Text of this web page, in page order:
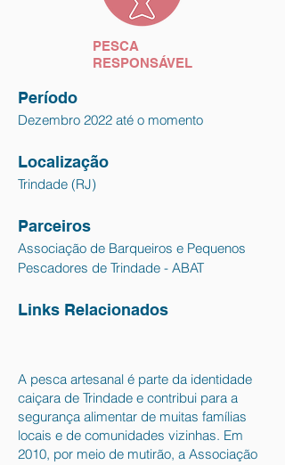
PESCA
RESPONSÁVEL
Período
Dezembro 2022 até o momento
Localização
Trindade (RJ)
Parceiros
Associação de Barqueiros e Pequenos
Pescadores de Trindade - ABAT
Links Relacionados
A pesca artesanal é parte da identidade
caiçara de Trindade e contribui para a
segurança alimentar de muitas famílias
locais e de comunidades vizinhas. Em
2010, por meio de mutirão, a Associação